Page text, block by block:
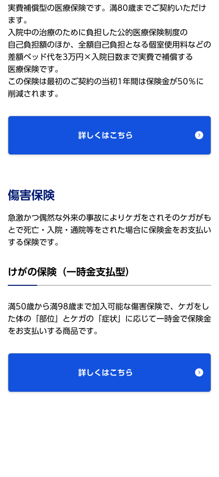
実費補償型の医療保険です。満80歳までご契約いただけ
ます。
入院中の治療のために負担 した公的医療保険制度の
自己負担額のほか、 全額自己負担となる個室使用料などの
差額ベッド代を3万円 × 入院日数まで実費で補償する
医療保険です。
この保険は最初のご契約の当初1 年間は保険金が50％に
削減されます。
詳しくはこちら
傷害保険
急激かつ偶然な外来の事故によりケガをされそのケガがも
とで死亡・入院・通院等をされた場合に保険金をお支払い
する保険です。
けがの保険（一時金支払型）
満50歳から満98歳まで加入可能な傷害保険で、ケガをし
た体の「部位」とケガの「症状」に応じて一時金で保険金
をお支払いする商品です。
詳しくはこちら